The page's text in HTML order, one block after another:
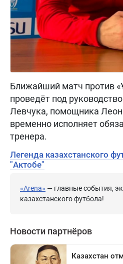
Ближайший матч против
проведёт под
Левчука, помощника
временно исполняет
тренера.
Легенда казахстанского
"Актобе"
«Arena» — главные события,
казахстанского футбола!